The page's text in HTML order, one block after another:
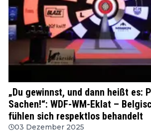
„Du gewinnst, und dann heißt es:
Sachen!“: WDF-WM-Eklat –
fühlen sich respektlos behandelt
03 Dezember 2025